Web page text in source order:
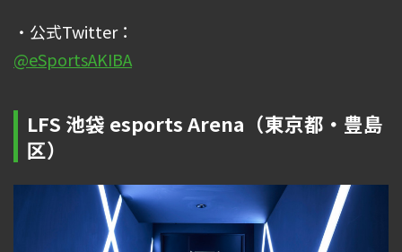
・公式Twitter：
@eSportsAKIBA
LFS 池袋 esports Arena（東京都・豊島
区）